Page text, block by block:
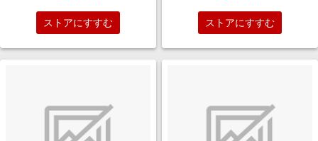
ストアにすすむ ストアにすすむ